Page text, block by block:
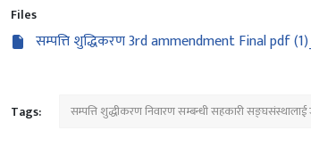
Files
सम्पत्ति
Tags: सम्पत्ति शुद्धीकरण निवारण सम्बन्धी सहकारी सङ्घसंस्थालाई